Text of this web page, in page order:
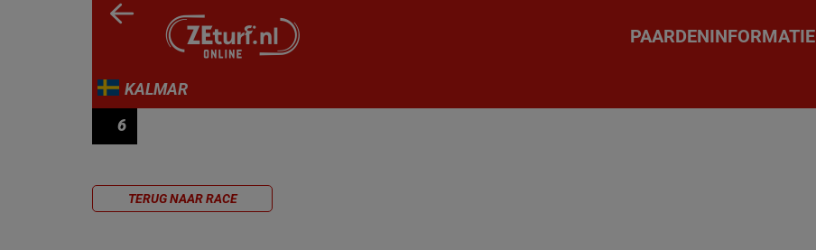
PAARDENINFORMATIE
KALMAR
6
TERUG NAAR RACE